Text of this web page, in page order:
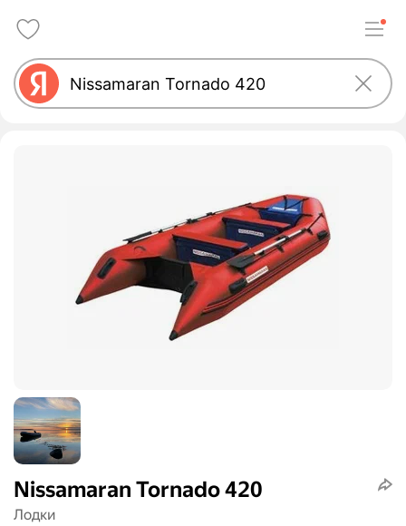
Nissamaran Tornado 420
Лодки